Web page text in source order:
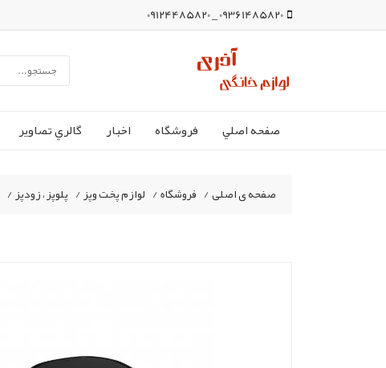
09361485820 _ 09124485820
صفحه اصلي فروشگاه اخبار گالري تصاوير
صفحه ی اصلی/ فروشگاه/ لوازم پخت وپز/ پلوپز ، زودپز/